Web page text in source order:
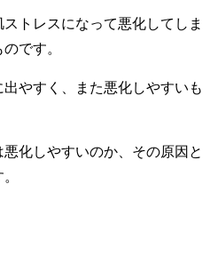
トレスになって悪化してしま
です。
やすく、また悪化しやすいも
化しやすいのか、その原因と